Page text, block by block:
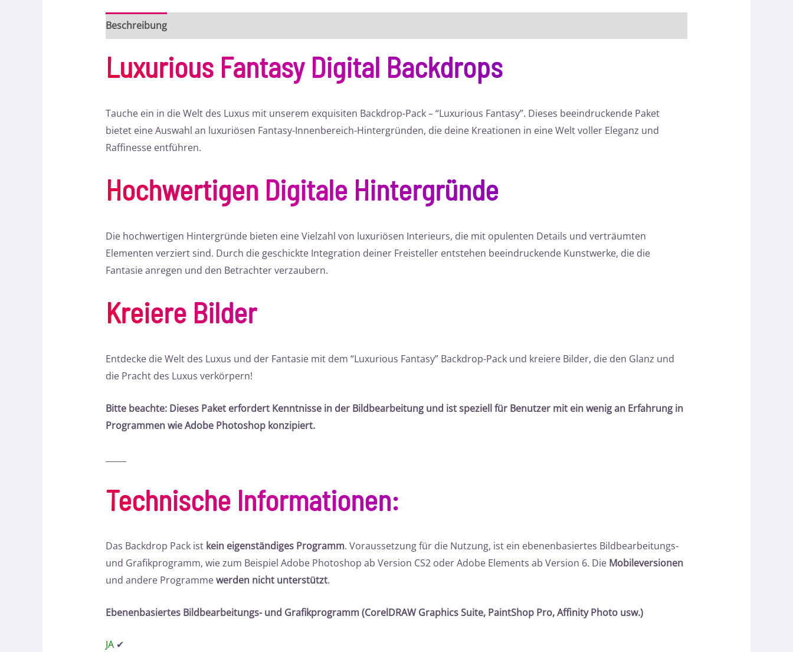
Beschreibung
Luxurious Fantasy Digital Backdrops
Tauche ein in die Welt des Luxus mit unserem exquisiten Backdrop-Pack – “Luxurious Fantasy”. Dieses beeindruckende Paket
bietet eine Auswahl an luxuriösen Fantasy-Innenbereich-Hintergründen, die deine Kreationen in eine Welt voller Eleganz und
Raffinesse entführen.
Hochwertigen Digitale Hintergründe
Die hochwertigen Hintergründe bieten eine Vielzahl von luxuriösen Interieurs, die mit opulenten Details und verträumten
Elementen verziert sind. Durch die geschickte Integration deiner Freisteller entstehen beeindruckende Kunstwerke, die die
Fantasie anregen und den Betrachter verzaubern.
Kreiere Bilder
Entdecke die Welt des Luxus und der Fantasie mit dem “Luxurious Fantasy” Backdrop-Pack und kreiere Bilder, die den Glanz und
die Pracht des Luxus verkörpern!
Bitte beachte: Dieses Paket erfordert Kenntnisse in der Bildbearbeitung und ist speziell für Benutzer mit ein wenig an Erfahrung in
Programmen wie Adobe Photoshop konzipiert.
Technische Informationen:
Das Backdrop Pack ist kein eigenständiges Programm. Voraussetzung für die Nutzung, ist ein ebenenbasiertes Bildbearbeitungs-
und Grafikprogramm, wie zum Beispiel Adobe Photoshop ab Version CS2 oder Adobe Elements ab Version 6. Die Mobileversionen
und andere Programmewerden nicht unterstützt.
Ebenenbasiertes Bildbearbeitungs- und Grafikprogramm (CorelDRAW Graphics Suite, PaintShop Pro, Affinity Photo usw.)
JA ✔